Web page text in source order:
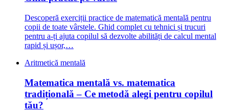
Descoperă exerciții practice de matematică mentală pentru
copii de toate vârstele. Ghid complet cu tehnici și trucuri
pentru a-ți ajuta copilul să dezvolte abilități de calcul mental
rapid și ușor,…
Aritmetică mentală
Matematica mentală vs. matematica
tradițională – Ce metodă alegi pentru copilul
tău?